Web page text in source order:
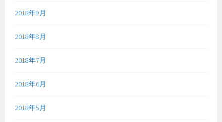
2018年9月
2018年8月
2018年7月
2018年6月
2018年5月